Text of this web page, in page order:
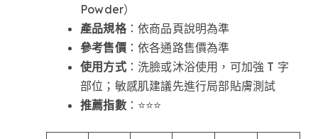
Powder）
產品規格：依商品頁說明為準
參考售價：依各通路售價為準
使用方式：洗臉或沐浴使用，可加強 T 字
部位；敏感肌建議先進行局部貼膚測試
推薦指數：⭐⭐⭐